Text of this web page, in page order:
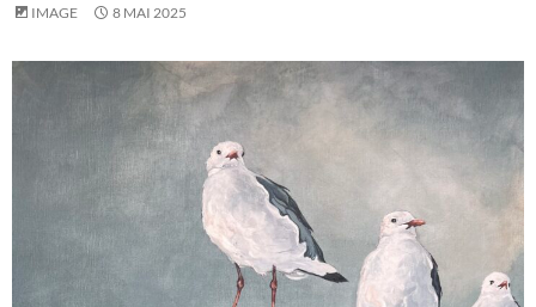
IMAGE 8 MAI 2025